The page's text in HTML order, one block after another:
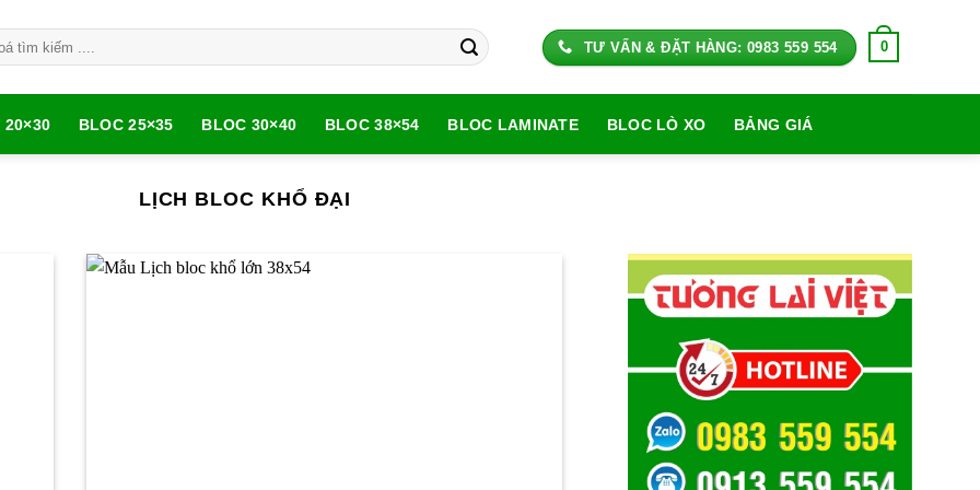
TƯ VẤN & ĐẶT HÀNG: 0983 559 554 0
20×30 BLOC 25×35 BLOC 30×40 BLOC 38×54 BLOC LAMINATE BLOC LÒ XO BẢNG GIÁ
LỊCH BLOC KHỔ ĐẠI